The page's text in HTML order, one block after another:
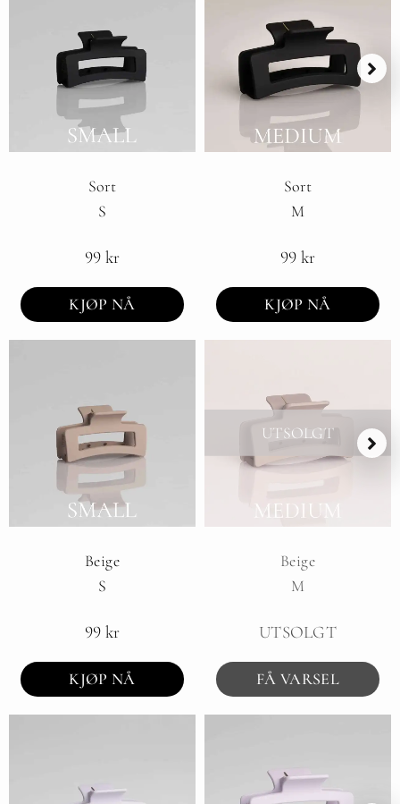
Sort
S
99 kr
KJØP NÅ
Sort
M
99 kr
KJØP NÅ
Beige
S
99 kr
KJØP NÅ
UTSOLGT
Beige
M
UTSOLGT
FÅ VARSEL